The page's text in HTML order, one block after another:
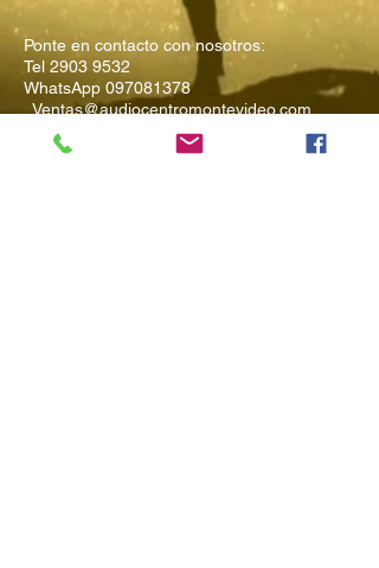
Ponte en contacto con nosotros:
Tel 2903 9532
WhatsApp 097081378
Ventas@audiocentromontevideo.com
Audiocentromontevideo.com